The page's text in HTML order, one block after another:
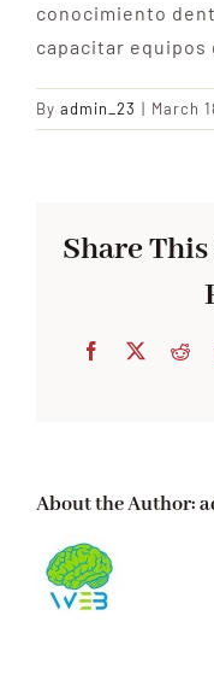
conocimiento
capacitar equipos
By admin_23 | March
Share
Facebook
About the Author: